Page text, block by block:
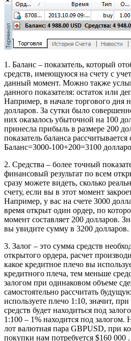
1. Баланс – показатель, который
средств, имеющуюся на счету с
данный момент. Можно также
данного показателя: остаток или
Например, в начале торгового дня
долларов. За сутки было
них оказалось убыточной на 100
принесла прибыль в размере 200
показатель баланса
Баланс=3000-100+200=3100
2. Средства – более точный
финансовый результат по всем
сразу можете видеть, сколько
счету, если вы в этот момент
Например, у вас на счете 3000
время открыт один ордер, по
момент составляет 200 долларов.
вы увидите сумму в 3200 долларов.
3. Залог – это сумма средств
открытого ордера, расчет
какое кредитное плечо вы
кредитного плеча, тем меньше
залогом при одинаковом объеме
самостоятельно рассчитать
используете плечо 1:10, значит,
средств будет находиться под
1:100 – 1% находится под залогом.
лот валютная пара GBPUSD, при
покупки нам потребуется $160 000